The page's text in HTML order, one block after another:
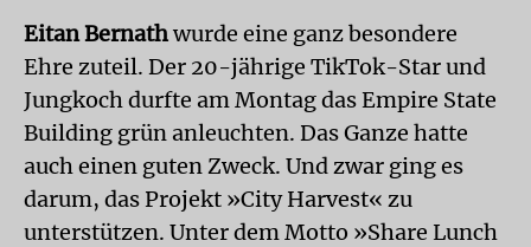
Eitan Bernathwurde eine ganz besondere
Ehre zuteil. Der 20-jährige TikTok-Star und
Jungkoch durfte am Montag das Empire State
Building grün anleuchten. Das Ganze hatte
auch einen guten Zweck. Und zwar ging es
darum, das Projekt »City Harvest« zu
unterstützen. Unter dem Motto »Share Lunch